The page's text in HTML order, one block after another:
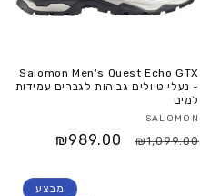
Salomon Men's Quest Echo GTX
- נעלי טיולים גבוהות לגברים עמידות
למים
SALOMON
₪1,099.00
₪989.00
מבצע